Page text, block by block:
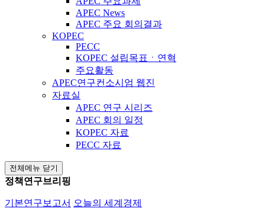
APEC News
APEC 주요 회의결과
KOPEC
PECC
KOPEC 설립목표ㆍ연혁
주요활동
APEC연구컨소시엄 웹진
자료실
APEC 연구 시리즈
APEC 회의 일정
KOPEC 자료
PECC 자료
전체메뉴 닫기
정책연구브리핑
기본연구보고서 오늘의 세계경제